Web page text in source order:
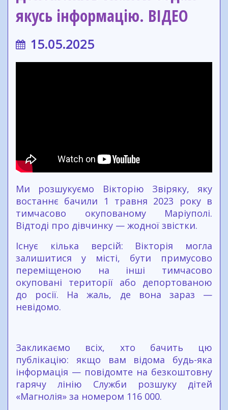
якусь інформацію. ВІДЕО
15.05.2025
Ми розшукуємо Вікторію Звіряку, яку
востаннє бачили 1 травня 2023 року в
тимчасово окупованому Маріуполі.
Відтоді про дівчинку — жодної звістки.
Існує кілька версій: Вікторія могла
залишитися у місті, бути примусово
переміщеною на інші тимчасово
окуповані території або депортованою
до росії. На жаль, де вона зараз —
невідомо.
Закликаємо всіх, хто бачить цю
публікацію: якщо вам відома будь-яка
інформація — повідомте на безкоштовну
гарячу лінію Служби розшуку дітей
«Магнолія» за номером 116 000.